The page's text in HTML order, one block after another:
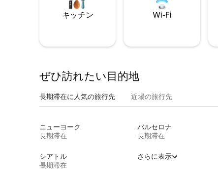
キッチン Wi-Fi
ぜひ訪⁠れ⁠た⁠い目⁠的⁠地
長期滞在に人気の旅行先 近場の旅行先
ニューヨーク
長期滞在
バルセロナ
長期滞在
シアトル
長期滞在
さらに表示